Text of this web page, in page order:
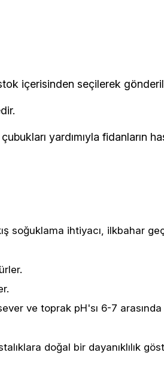
stok içerisinden
yardımıyla fidanların
soğuklama ihtiyacı, ilkbahar geç
ve toprak pH'sı 6-7 arasında
doğal bir dayanıklılık